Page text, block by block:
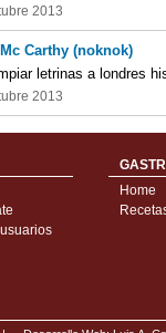
2013
Carthy (noknok)
letrinas a londres
2013
Home